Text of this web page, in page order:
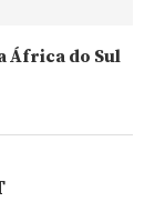
África do Sul